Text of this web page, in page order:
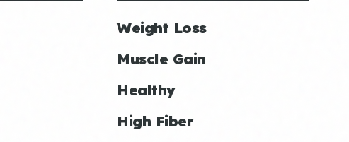
Weight Loss
Muscle Gain
Healthy
High Fiber